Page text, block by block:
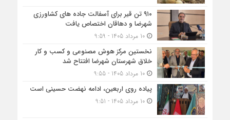
۹۱۰ تن قیر برای آسفالت جاده های کشاورزی
شهرضا و دهاقان اختصاص یافت
10 مرداد 1405 - 9:59
نخستین مرکز هوش مصنوعی و کسب‌ و کار
خلاق شهرستان شهرضا افتتاح شد
10 مرداد 1405 - 9:55
پیاده روی اربعین، ادامه نهضت حسینی است
10 مرداد 1405 - 9:51